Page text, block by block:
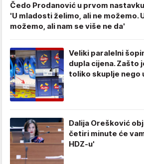
Čedo Prodanović u prvom
'U mladosti želimo, ali ne možemo.
možemo, ali nam se više ne da'
Veliki paralelni
dupla cijena. Zašto
toliko skuplje nego
Dalija Orešković
četiri minute će
HDZ-u'